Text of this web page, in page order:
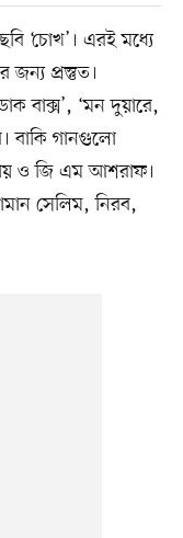
‘চোখ’। এরই মধ্যে
জন্য প্রস্তুত।
বাক্স’, ‘মন দুয়ারে,
বাকি গানগুলো
ও জি এম আশরাফ।
সেলিম, নিরব,